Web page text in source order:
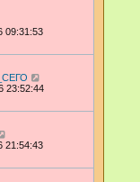
09:31:53
23:52:44
21:54:43